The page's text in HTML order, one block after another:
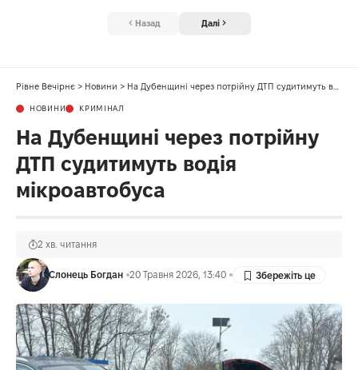
Назад Далі
Рівне Вечірнє > Новини > На Дубенщині через потрійну ДТП судитимуть водія мікроавтобуса
НОВИНИ КРИМІНАЛ
На Дубенщині через потрійну
ДТП судитимуть водія
мікроавтобуса
Слонець Богдан 20 Травня 2026, 13:40
2 хв. читання